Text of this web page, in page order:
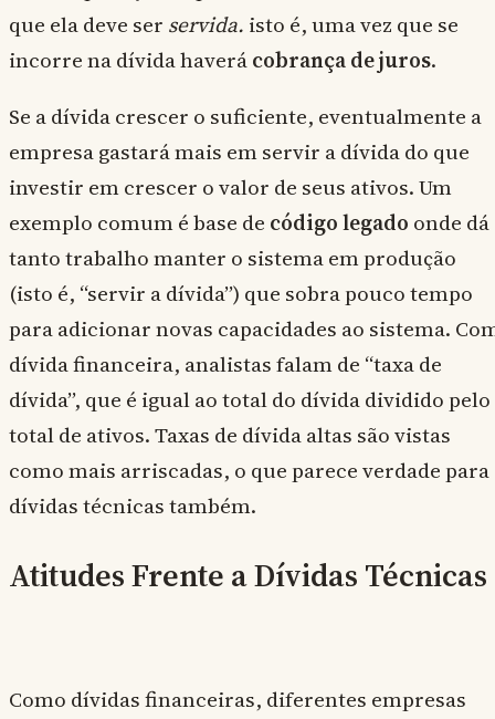
que ela deve ser servida. isto é, uma vez que se
incorre na dívida haverácobrança de juros.
Se a dívida crescer o suficiente, eventualmente a
empresa gastará mais em servir a dívida do que
investir em crescer o valor de seus ativos. Um
exemplo comum é base de código legado onde dá
tanto trabalho manter o sistema em produção
(isto é, “servir a dívida”) que sobra pouco tempo
para adicionar novas capacidades ao sistema.
dívida financeira, analistas falam de “taxa de
dívida”, que é igual ao total do dívida dividido pelo
total de ativos. Taxas de dívida altas são vistas
como mais arriscadas, o que parece verdade para
dívidas técnicas também.
Atitudes Frente a Dívidas Técnicas
Como dívidas financeiras, diferentes empresas